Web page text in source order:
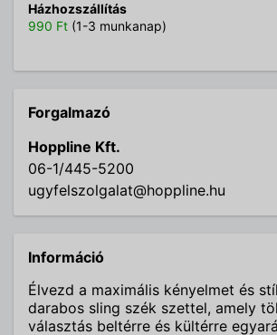
Házhozszállítás
990 Ft (1-3 munkanap)
Forgalmazó
Hoppline Kft.
06-1/445-5200
ugyfelszolgalat@hoppline.hu
Információ
Élvezd a maximális kényelmet és
darabos sling szék szettel, amely
választás beltérre és kültérre